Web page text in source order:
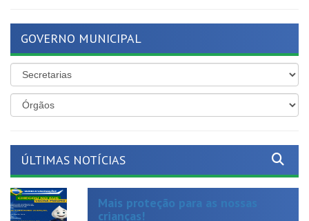
Mais proteção para as nossas
crianças!
Publicado em: 19 de junho de 2026